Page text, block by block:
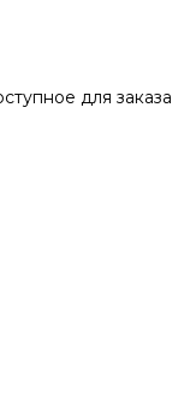
для заказа